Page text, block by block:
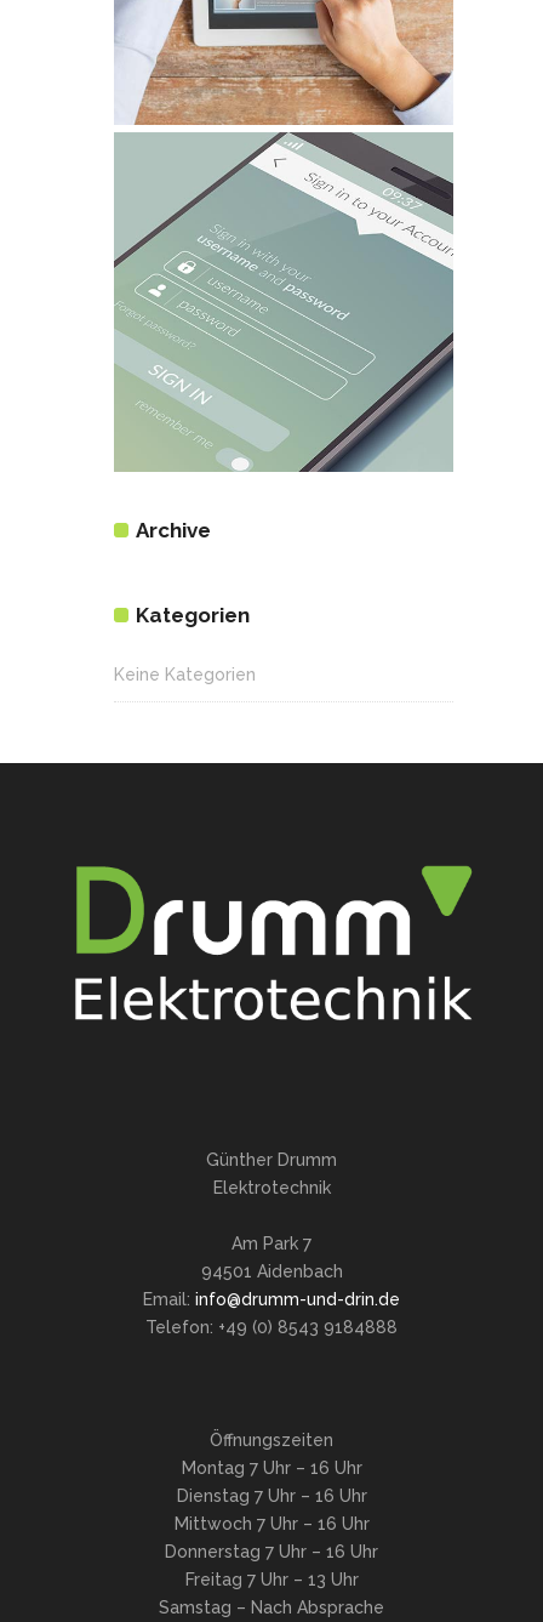
Archive
Kategorien
Keine Kategorien
Günther Drumm
Elektrotechnik
Am Park 7
94501 Aidenbach
Email: info@drumm-und-drin.de
Telefon: +49 (0) 8543 9184888
Öffnungszeiten
Montag 7 Uhr – 16 Uhr
Dienstag 7 Uhr – 16 Uhr
Mittwoch 7 Uhr – 16 Uhr
Donnerstag 7 Uhr – 16 Uhr
Freitag 7 Uhr – 13 Uhr
Samstag – Nach Absprache